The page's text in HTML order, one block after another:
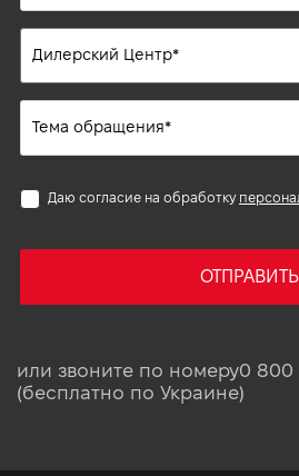
Даю согласие на обработку
ОТПРАВИТЬ
или звоните по номеру0 800
(бесплатно по Украине)